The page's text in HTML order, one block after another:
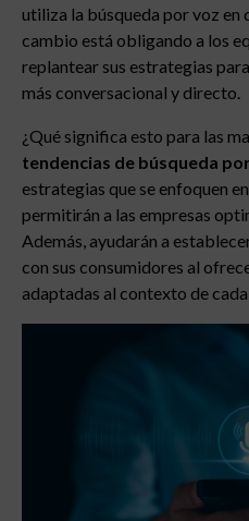
utiliza la búsqueda por voz en
cambio está obligando a los
replantear sus estrategias
más conversacional y directo.
¿Qué significa esto para las
tendencias de búsqueda
estrategias que se enfoquen
permitirán a las empresas
Además, ayudarán a
con sus consumidores al
adaptadas al contexto de